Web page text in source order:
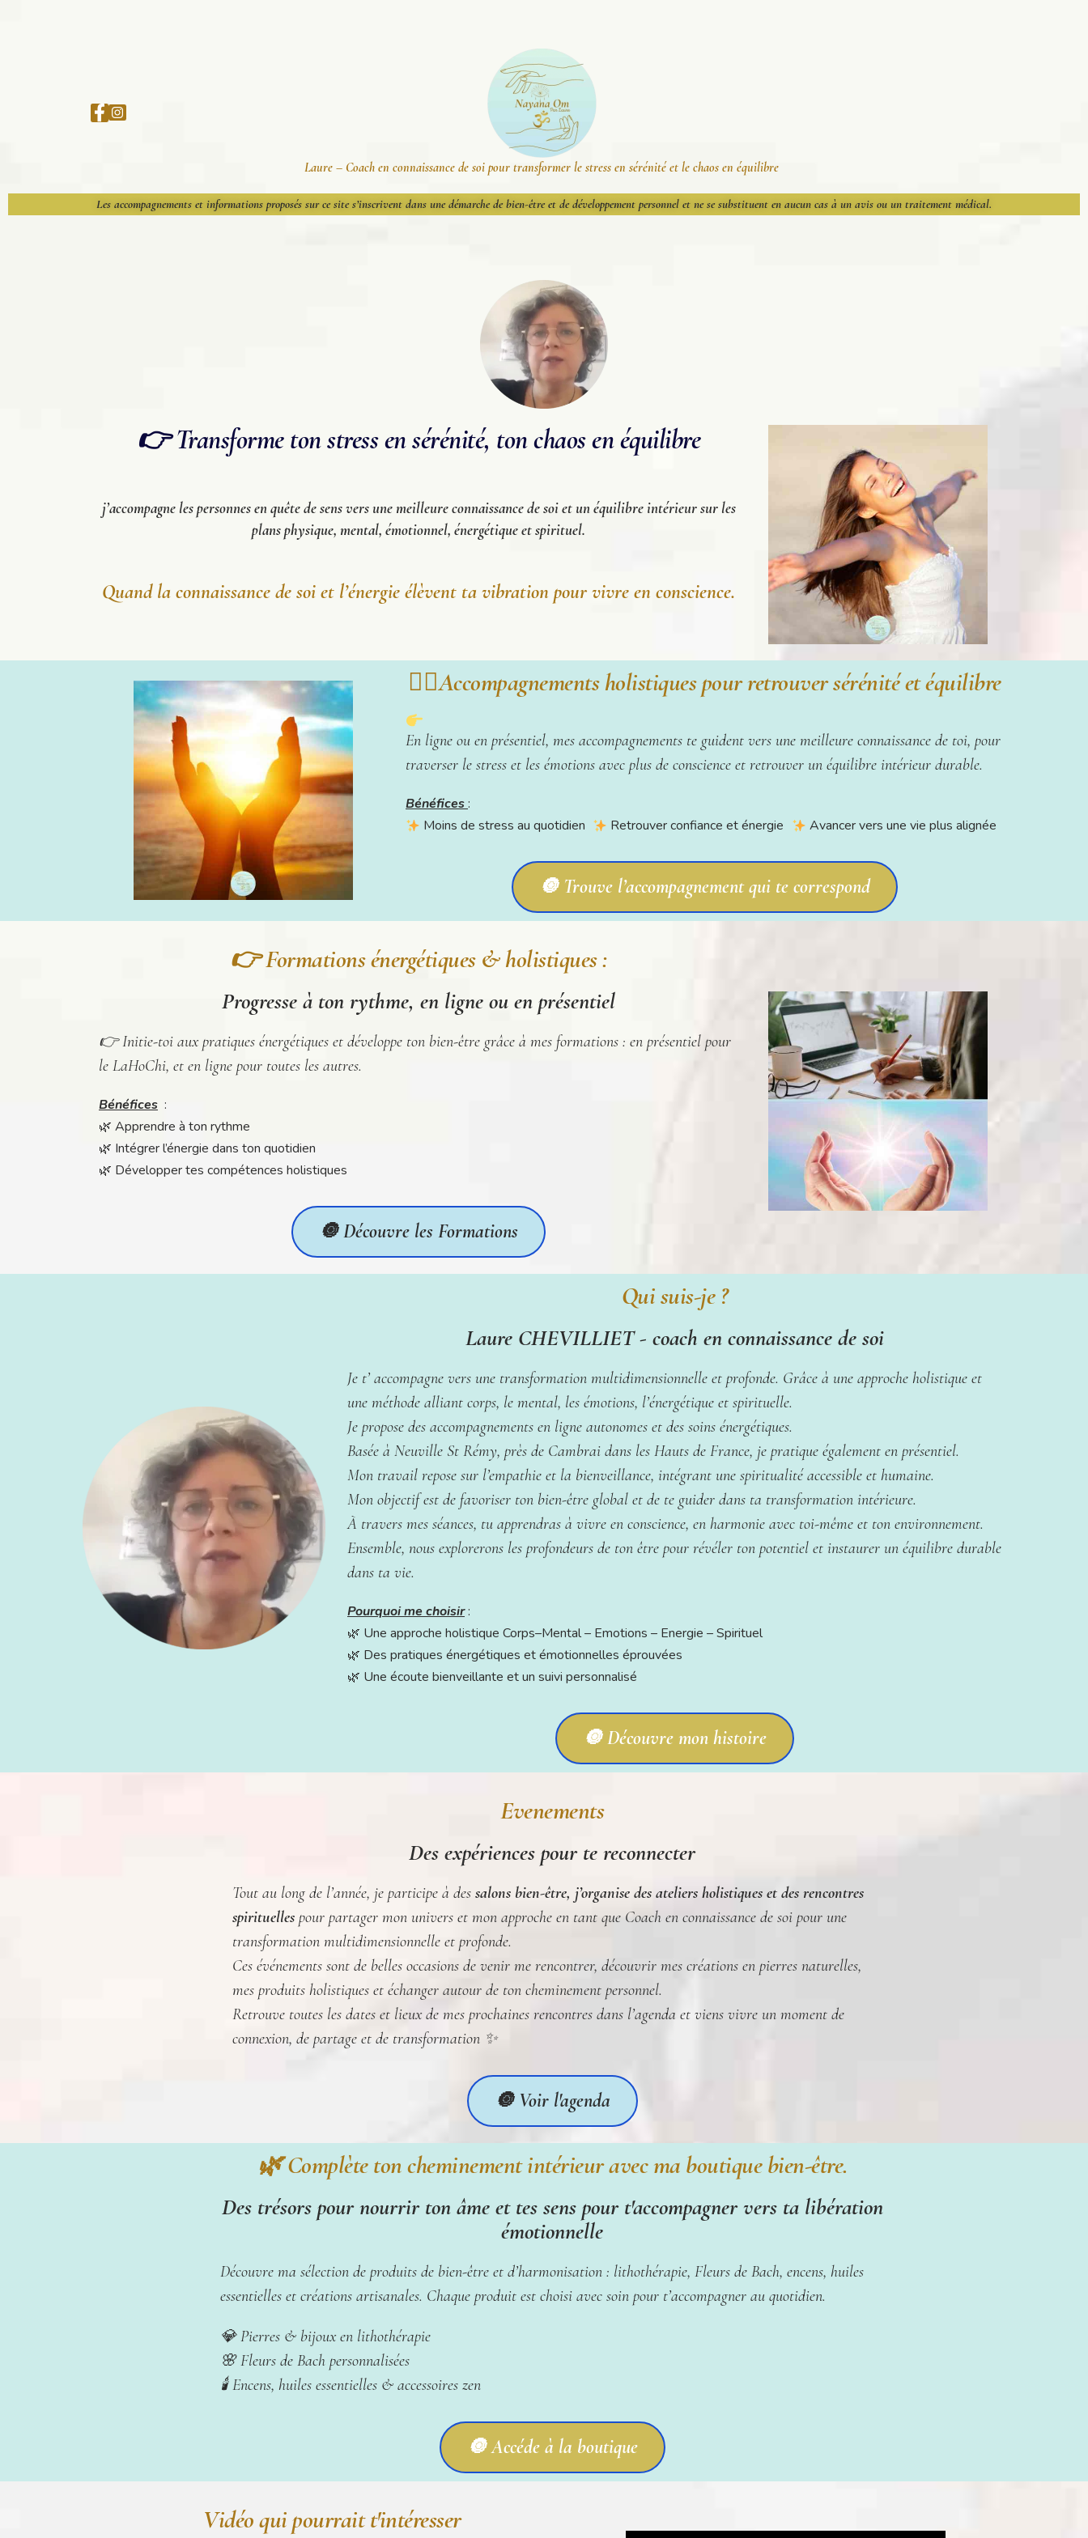
Laure – Coach en connaissance de soi pour transformer le stress en sérénité et le chaos en équilibre
Les accompagnements et informations proposés sur ce site s’inscrivent dans une démarche de bien-être et de développement personnel et ne se substituent en aucun cas à un avis ou un traitement médical.
👉 Transforme ton stress en sérénité, ton chaos en équilibre
j’accompagne les personnes en quête de sens vers une meilleure connaissance de soi et un équilibre intérieur sur les
plans physique, mental, émotionnel, énergétique et spirituel.
Quand la connaissance de soi et l’énergie élèvent ta vibration pour vivre en conscience.
🧘‍♀️Accompagnements holistiques pour retrouver sérénité et équilibre
En ligne ou en présentiel, mes accompagnements te guident vers une meilleure connaissance de toi, pour
traverser le stress et les émotions avec plus de conscience et retrouver un équilibre intérieur durable.
Bénéfices:
Moins de stress au quotidien
Retrouver confiance et énergie Avancer vers une vie plus alignée
🔘 Trouve l’accompagnement qui te correspond
👉 Formations énergétiques & holistiques :
Progresse à ton rythme, en ligne ou en présentiel
👉 Initie-toi aux pratiques énergétiques et développe ton bien-être grâce à mes formations : en présentiel pour
le LaHoChi, et en ligne pour toutes les autres.
Bénéfices :
🌿 Apprendre à ton rythme
🌿 Intégrer l’énergie dans ton quotidien
🌿 Développer tes compétences holistiques
🔘 Découvre les Formations
Qui suis-je ?
Laure CHEVILLIET - coach en connaissance de soi
Je t’ accompagne vers une transformation multidimensionnelle et profonde. Grâce à une approche holistique et
une méthode alliant corps, le mental, les émotions, l’énergétique et spirituelle.
Je propose des accompagnements en ligne autonomes et des soins énergétiques.
Basée à Neuville St Rémy, près de Cambrai dans les Hauts de France, je pratique également en présentiel.
Mon travail repose sur l’empathie et la bienveillance, intégrant une spiritualité accessible et humaine.
Mon objectif est de favoriser ton bien-être global et de te guider dans ta transformation intérieure.
À travers mes séances, tu apprendras à vivre en conscience, en harmonie avec toi-même et ton environnement.
Ensemble, nous explorerons les profondeurs de ton être pour révéler ton potentiel et instaurer un équilibre durable
dans ta vie.
Pourquoi me choisir:
🌿 Une approche holistique Corps–Mental – Emotions – Energie – Spirituel
🌿 Des pratiques énergétiques et émotionnelles éprouvées
🌿 Une écoute bienveillante et un suivi personnalisé
🔘 Découvre mon histoire
Evenements
Des expériences pour te reconnecter
Tout au long de l’année, je participe à des salons bien-être, j’organise des ateliers holistiques et des rencontres
spirituelles pour partager mon univers et mon approche en tant que Coach en connaissance de soi pour une
transformation multidimensionnelle et profonde.
Ces événements sont de belles occasions de venir me rencontrer, découvrir mes créations en pierres naturelles,
mes produits holistiques et échanger autour de ton cheminement personnel.
Retrouve toutes les dates et lieux de mes prochaines rencontres dans l’agenda et viens vivre un moment de
connexion, de partage et de transformation ✨
🔘 Voir l'agenda
🌿 Complète ton cheminement intérieur avec ma boutique bien-être.
Des trésors pour nourrir ton âme et tes sens pour t'accompagner vers ta libération
émotionnelle
Découvre ma sélection de produits de bien-être et d’harmonisation : lithothérapie, Fleurs de Bach, encens, huiles
essentielles et créations artisanales. Chaque produit est choisi avec soin pour t’accompagner au quotidien.
💎 Pierres & bijoux en lithothérapie
🌸 Fleurs de Bach personnalisées
🕯️ Encens, huiles essentielles & accessoires zen
🔘 Accéde à la boutique
Vidéo qui pourrait t'intéresser